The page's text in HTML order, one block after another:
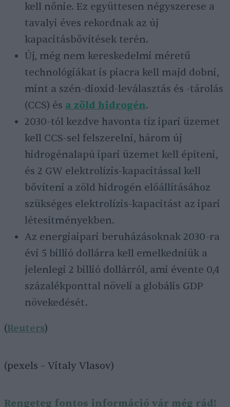
kell nőnie. Ez együttesen négyszerese a
tavalyi éves rekordnak az új
kapacitásbővítések terén.
Új, még nem kereskedelmi méretű
technológiákat is piacra kell majd dobni,
mint a szén-dioxid-leválasztás és -tárolás
(CCS) és a zöld hidrogén.
2030-tól kezdve havonta tíz ipari üzemet
kell CCS-sel felszerelni, három új
hidrogénalapú ipari üzemet kell építeni,
és 2 GW elektrolízis-kapacitással kell
bővíteni a zöld hidrogén előállításához
szükséges elektrolízis-kapacitást az ipari
létesítményekben.
Az energiaipari beruházásoknak 2030-ra
évi 5 billió dollárra kell emelkedniük a
jelenlegi 2 billió dollárról, ami évente 0,4
százalékponttal növeli a globális GDP
növekedését.
(Reuters)
(pexels – Vitaly Vlasov)
Rengeteg fontos információ vár még rád!